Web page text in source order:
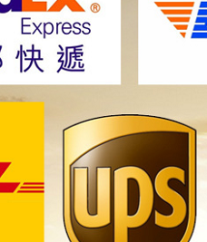
购买商标：企业品牌布